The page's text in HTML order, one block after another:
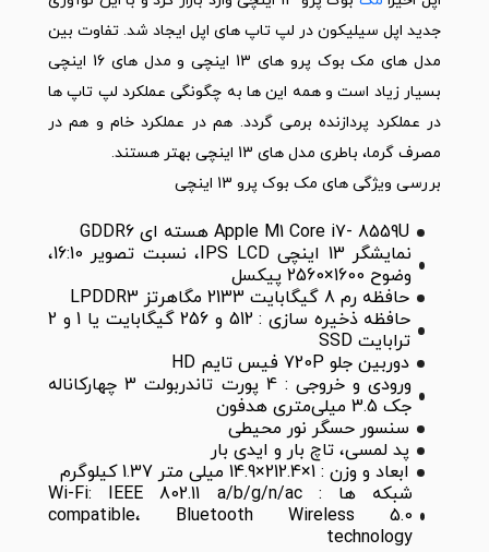
جدید اپل سیلیکون در لپ تاپ های اپل ایجاد شد. تفاوت بین
مدل های مک بوک پرو های 13 اینچی و مدل های 16 اینچی
بسیار زیاد است و همه این ها به چگونگی عملکرد لپ تاپ ها
در عملکرد پردازنده برمی گردد. هم در عملکرد خام و هم در
مصرف گرما، باطری مدل های 13 اینچی بهتر هستند.
بررسی ویژگی های مک بوک پرو 13 اینچی
Apple M1 Core i7- 8559U هسته ای GDDR6
نمایشگر 13 اینچی IPS LCD، نسبت تصویر 16:10،
وضوح 1600×2560 پیکسل
حافظه رم 8 گیگابایت 2133 مگاهرتز LPDDR3
حافظه ذخیره سازی : 512 و 256 گیگابایت یا 1 و 2
ترابایت SSD
دوربین جلو 720P فیس تایم HD
ورودی و خروجی : 4 پورت تاندربولت 3 چهارکاناله
جک 3.5 میلی‌متری هدفون
سنسور حسگر نور محیطی
پد لمسی، تاچ بار و ایدی بار
ابعاد و وزن : 1×212.4×14.9 میلی متر 1.37 کیلوگرم
شبکه ها : Wi-Fi: IEEE 802.11 a/b/g/n/ac
compatible، Bluetooth Wireless 5.0
technology